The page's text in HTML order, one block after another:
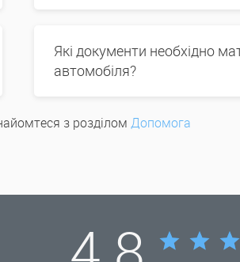
Які документи необхідно
автомобіля?
з розділом Допомога